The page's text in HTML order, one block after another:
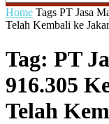
Home Tags PT Jasa
Telah Kembali ke
Tag: PT
916.305
Telah